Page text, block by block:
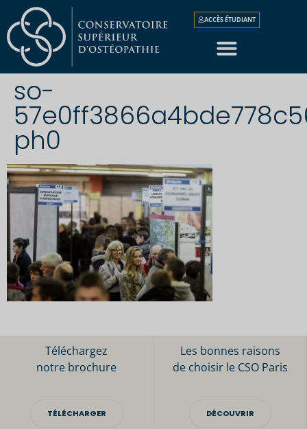
ACCÈS ÉTUDIANT
so-
ph0
Téléchargez
notre brochure
TÉLÉCHARGER
Les bonnes raisons
de choisir le CSO Paris
DÉCOUVRIR